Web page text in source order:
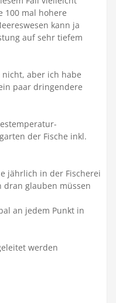
100 mal hohere
kann ja
auf sehr tiefem
aber ich habe
paar dringendere
der Fische inkl.
jährlich in der Fischerei
dran glauben müssen
an jedem Punkt in
werden